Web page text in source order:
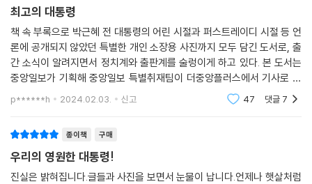
성공단 체류 인원을 조금씩 줄여가는 방안을 마련했던 것도 이 책을 통해
상세히 공개하고 있다. 정책을 주로 다루는 3장에서는 메르스 사태와 박
전 대통령 탄핵 후 문재인 정부 출범 3일 만에 폐기된 국정 교과서 논란, 2
012년 대선 선거운동이 한창일 때 문재인 후보에게서 수차례 공격을 받은
정수장학회 논란에 대해 해명하고 있다. 마지막 4장에서는 측근이었던 최
서원(개명 전 최순실)으로 인해 결국 탄핵되어 긴 수감 생활을 맞이한 박
수감 시절 감옥에서 썼던 미공개 자필 메모, 도서에서 최초 공개
박근혜 전 대통령은 역대 대통령들 중 가장 긴 수감 기간인 4년 9개월여를
최고의 대통령
책 속 부록으로 박근혜 전 대통령의 어린 시절과 퍼스트레이디 시절 등 언
론에 공개되지 않았던 특별한 개인 소장용 사진까지 모두 담긴 도서로, 출
간 소식이 알려지면서 정치계와 출판계를 술렁이게 하고 있다. 본 도서는
중앙일보가 기획해 중앙일보 특별취재팀이 더중앙플러스에서 기사로 연
재된 글을 재구성하고, 새로운 원고를 추가해 엮은 책으로 미공개 글도 수
록돼 있다.
p******h 2024.02.03. 신고 47 댓글 7
종이책 구매
우리의 영원한 대통령!
진실은 밝혀집니다.글들과 사진을 보면서 눈물이 납니다.언제나 햇살처럼